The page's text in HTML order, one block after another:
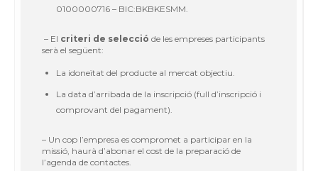
0100000716 – BIC:BKBKESMM.
– El criteri de selecció de les empreses participants
serà el següent:
La idoneïtat del producte al mercat objectiu.
La data d’arribada de la inscripció (full d’inscripció i
comprovant del pagament).
– Un cop l’empresa es compromet a participar en la
missió, haurà d’abonar el cost de la preparació de
l’agenda de contactes.